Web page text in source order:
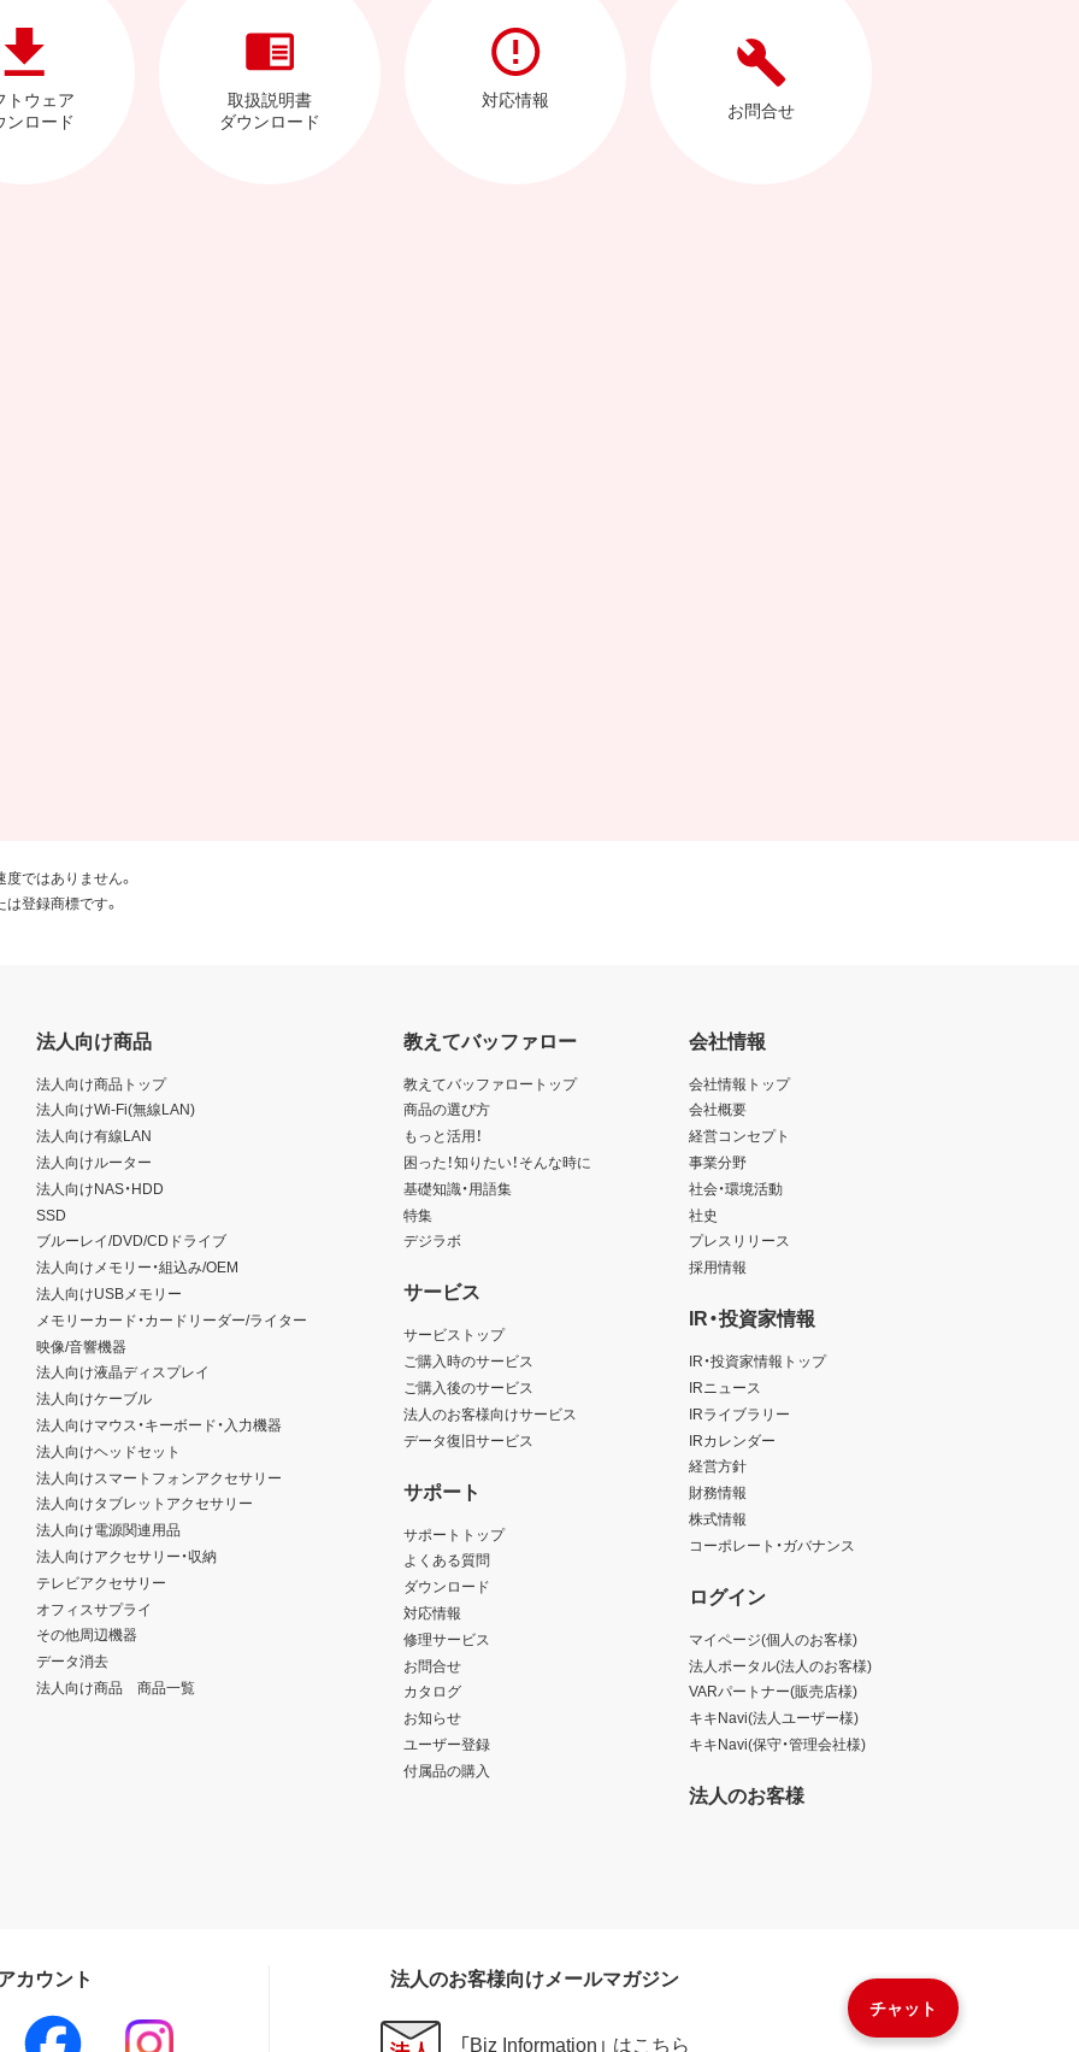
トウェア
ンロード
取扱説明書
ダウンロード
対応情報 お問合せ
チャット
ではありません。
登録商標です。
法人向け商品
法人向け商品トップ
法人向けWi-Fi(無線LAN)
法人向け有線LAN
法人向けルーター
法人向けNAS・HDD
SSD
ブルーレイ/DVD/CDドライブ
法人向けメモリー・組込み/OEM
法人向けUSBメモリー
メモリーカード・カードリーダー/ライター
映像/音響機器
法人向け液晶ディスプレイ
法人向けケーブル
法人向けマウス・キーボード・入力機器
法人向けヘッドセット
法人向けスマートフォンアクセサリー
法人向けタブレットアクセサリー
法人向け電源関連用品
法人向けアクセサリー・収納
テレビアクセサリー
オフィスサプライ
その他周辺機器
データ消去
法人向け商品 商品一覧
教えてバッファロー
教えてバッファロートップ
商品の選び方
もっと活用！
困った！知りたい！そんな時に
基礎知識・用語集
特集
デジラボ
サービス
サービストップ
ご購入時のサービス
ご購入後のサービス
法人のお客様向けサービス
データ復旧サービス
サポート
サポートトップ
よくある質問
ダウンロード
対応情報
修理サービス
お問合せ
カタログ
お知らせ
ユーザー登録
付属品の購入
会社情報
会社情報トップ
会社概要
経営コンセプト
事業分野
社会・環境活動
社史
プレスリリース
採用情報
IR・投資家情報
IR・投資家情報トップ
IRニュース
IRライブラリー
IRカレンダー
経営方針
財務情報
株式情報
コーポレート・ガバナンス
ログイン
マイページ(個人のお客様)
法人ポータル(法人のお客様)
VARパートナー(販売店様)
キキNavi(法人ユーザー様)
キキNavi(保守・管理会社様)
法人のお客様
カウント 法人のお客様向けメールマガジン
「Biz Information」 はこちら